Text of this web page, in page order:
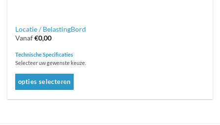
Locatie / BelastingBord
Vanaf€0,00
Technische Specificaties
Selecteer uw gewenste keuze.
opties selecteren